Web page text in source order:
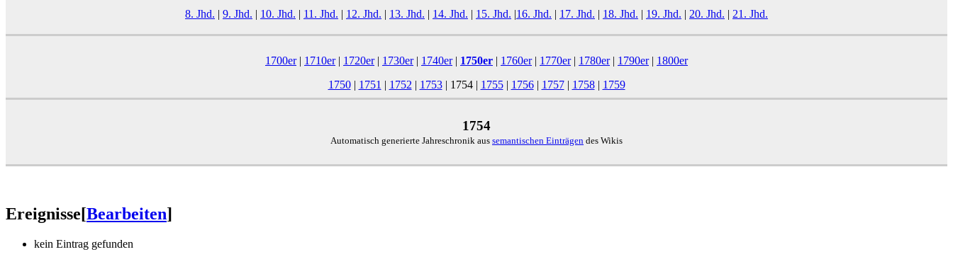
8. Jhd. | 9. Jhd. | 10. Jhd. | 11. Jhd. | 12. Jhd. | 13. Jhd. | 14. Jhd. | 15. Jhd. |16. Jhd. | 17. Jhd. | 18. Jhd. | 19. Jhd. | 20. Jhd. | 21. Jhd.
1700er| 1710er| 1720er| 1730er| 1740er| 1750er | 1760er| 1770er| 1780er| 1790er| 1800er
1750| 1751 | 1752 | 1753| 1754| 1755| 1756| 1757| 1758| 1759
1754
Automatisch generierte Jahreschronik aus semantischen Einträgen des Wikis
Ereignisse[Bearbeiten]
kein Eintrag gefunden